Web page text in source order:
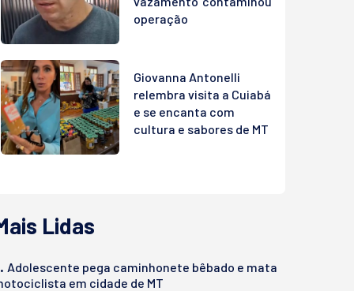
operação
Giovanna Antonelli
relembra visita a Cuiabá
e se encanta com
cultura e sabores de MT
Lidas
Adolescente pega caminhonete bêbado e mata
em cidade de MT